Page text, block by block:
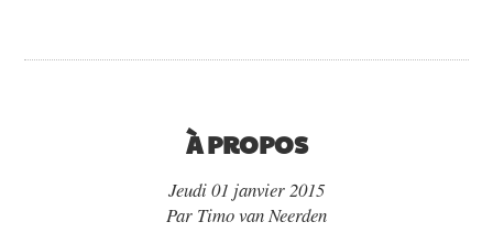
À PROPOS
Jeudi 01 janvier 2015
Par Timo van Neerden